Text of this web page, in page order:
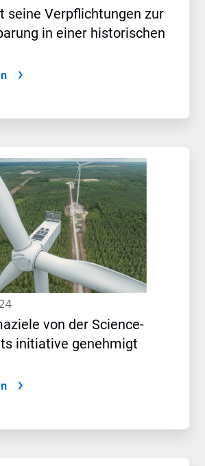
seine Verpflichtungen zur
in einer historischen
von der Science-
initiative genehmigt